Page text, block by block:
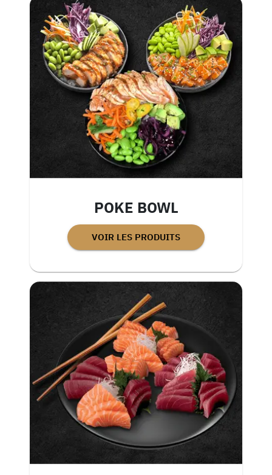
POKE BOWL
VOIR LES PRODUITS